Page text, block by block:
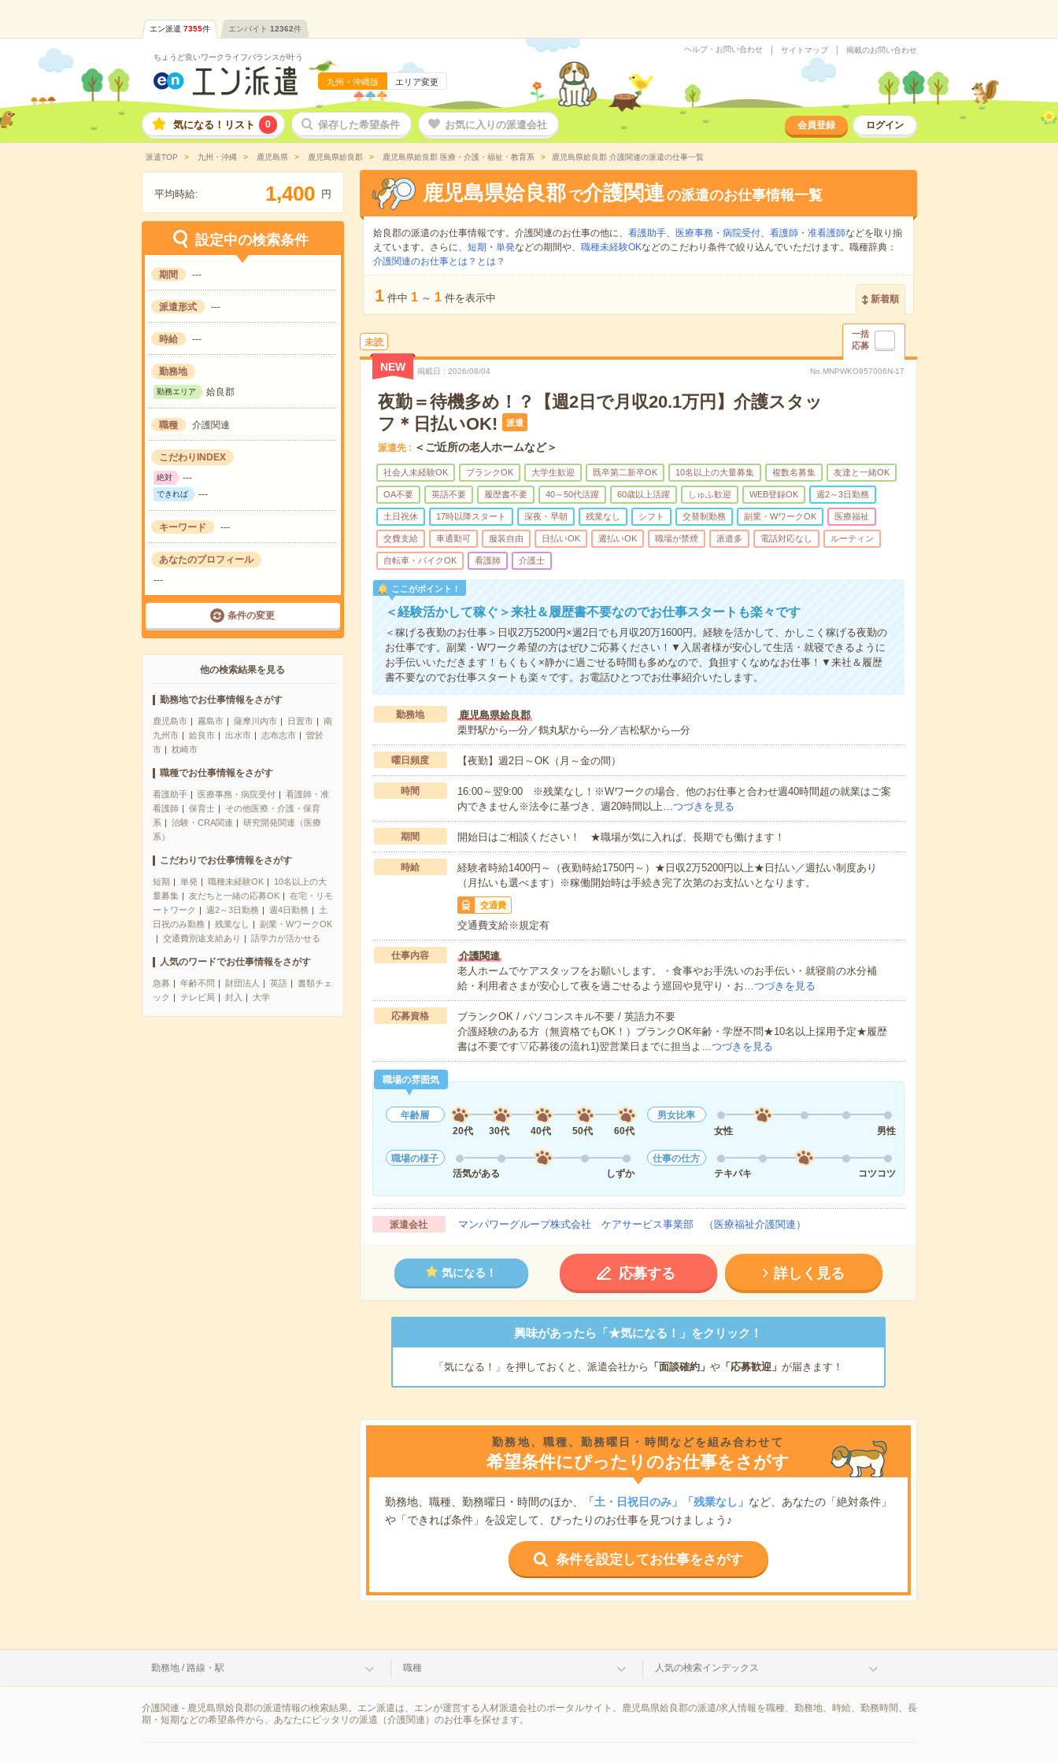
エン派遣 7355件 エンバイト 12362件
ちょうど良いワークライフバランスが叶う
九州・沖縄版 エリア変更
ヘルプ・お問い合わせ サイトマップ 掲載のお問い合わせ
気になる！リスト 0 保存した希望条件 お気に入りの派遣会社 会員登録 ログイン
派遣TOP 九州・沖縄 鹿児島県 鹿児島県姶良郡 鹿児島県姶良郡 医療・介護・福祉・教育系 鹿児島県姶良郡 介護関連の派遣の仕事一覧
平均時給: 1,400 円
設定中の検索条件
期間 ---
派遣形式 ---
時給 ---
勤務地
勤務エリア 姶良郡
職種 介護関連
こだわりINDEX
絶対 ---
できれば ---
キーワード ---
あなたのプロフィール
---
条件の変更
他の検索結果を見る
勤務地でお仕事情報をさがす
鹿児島市 霧島市 薩摩川内市 日置市
南
九州市
姶良市 出水市 志布志市
曽於
市
枕崎市
職種でお仕事情報をさがす
看護助手 医療事務・病院受付
看護師・准
看護師
保育士
その他医療・介護・保育
系
治験・CRA関連
研究開発関連（医療
系）
こだわりでお仕事情報をさがす
短期 単発 職種未経験OK
10名以上の大
量募集
友だちと一緒の応募OK
在宅・リモ
ートワーク
週2～3日勤務 週4日勤務
土
日祝のみ勤務
残業なし
副業・WワークOK
交通費別途支給あり
語学力が活かせる
人気のワードでお仕事情報をさがす
急募 年齢不問 財団法人 英語
書類チェ
ック
テレビ局 封入 大学
鹿児島県姶良郡 で介護関連の派遣のお仕事情報一覧
姶良郡の派遣のお仕事情報です。介護関連のお仕事の他に、 看護助手、 医療事務・病院受付、 看護師・准看護師などを取り揃
えています。さらに、 短期 ・ 単発などの期間や、 職種未経験OKなどのこだわり条件で絞り込んでいただけます。職種辞典：
介護関連のお仕事とは？とは？
1 件中 1 ～ 1 件を表示中 新着順
未読
一括
応募
NEW 掲載日 2026/08/04 No.MNPWKO857006N-17
夜勤＝待機多め！？【週2日で月収20.1万円】介護スタッ
フ＊日払いOK!
派遣
派遣先 ＜ご近所の老人ホームなど＞
社会人未経験OK ブランクOK 大学生歓迎 既卒第二新卒OK 10名以上の大量募集 複数名募集 友達と一緒OK
OA不要 英語不要 履歴書不要 40～50代活躍 60歳以上活躍 しゅふ歓迎 WEB登録OK 週2～3日勤務
土日祝休 17時以降スタート 深夜・早朝 残業なし シフト 交替制勤務 副業・WワークOK 医療福祉
交費支給 車通勤可 服装自由 日払いOK 週払いOK 職場が禁煙 派遣多 電話対応なし ルーティン
自転車・バイクOK 看護師 介護士
ここがポイント！
＜経験活かして稼ぐ＞来社＆履歴書不要なのでお仕事スタートも楽々です
＜稼げる夜勤のお仕事＞日収2万5200円×週2日でも月収20万1600円。経験を活かして、かしこく稼げる夜勤の
お仕事です。副業・Wワーク希望の方はぜひご応募ください！▼入居者様が安心して生活・就寝できるように
お手伝いいただきます！もくもく×静かに過ごせる時間も多めなので、負担すくなめなお仕事！▼来社＆履歴
書不要なのでお仕事スタートも楽々です。お電話ひとつでお仕事紹介いたします。
勤務地
鹿児島県姶良郡
栗野駅から---分／鶴丸駅から---分／吉松駅から---分
曜日頻度 【夜勤】週2日～OK（月～金の間）
時間
16:00～翌9:00 ※残業なし！※Wワークの場合、他のお仕事と合わせ週40時間超の就業はご案
内できません※法令に基づき、週20時間以上…つづきを見る
期間 開始日はご相談ください！ ★職場が気に入れば、長期でも働けます！
時給
経験者時給1400円～（夜勤時給1750円～）★日収2万5200円以上★日払い／週払い制度あり
（月払いも選べます）※稼働開始時は手続き完了次第のお支払いとなります。
交通費
交通費支給※規定有
仕事内容
介護関連
老人ホームでケアスタッフをお願いします。・食事やお手洗いのお手伝い・就寝前の水分補
給・利用者さまが安心して夜を過ごせるよう巡回や見守り・お…つづきを見る
応募資格
ブランクOK / パソコンスキル不要 / 英語力不要
介護経験のある方（無資格でもOK！）ブランクOK年齢・学歴不問★10名以上採用予定★履歴
書は不要です▽応募後の流れ1)翌営業日までに担当よ…つづきを見る
職場の雰囲気
年齢層
20代
30代 40代 50代 60代
男女比率
女性
男性
職場の様子
活気がある
しずか
仕事の仕方
テキパキ
コツコツ
派遣会社 マンパワーグループ株式会社 ケアサービス事業部 （医療福祉介護関連）
気になる！ 応募する 詳しく見る
興味があったら「★気になる！」をクリック！
「気になる！」を押しておくと、派遣会社から 「面談確約」 や「応募歓迎」 が届きます！
勤務地、職種、勤務曜日・時間などを組み合わせて
希望条件にぴったりのお仕事をさがす
勤務地、職種、勤務曜日・時間のほか、 「土・日祝日のみ」「残業なし」 など、あなたの「絶対条件」
や「できれば条件」を設定して、ぴったりのお仕事を見つけましょう♪
条件を設定してお仕事をさがす
勤務地 / 路線・駅 職種 人気の検索インデックス
介護関連 - 鹿児島県姶良郡の派遣情報の検索結果。エン派遣は、エンが運営する人材派遣会社のポータルサイト。鹿児島県姶良郡の派遣/求人情報を職種、勤務地、時給、勤務時間、長
期・短期などの希望条件から、あなたにピッタリの派遣（介護関連）のお仕事を探せます。